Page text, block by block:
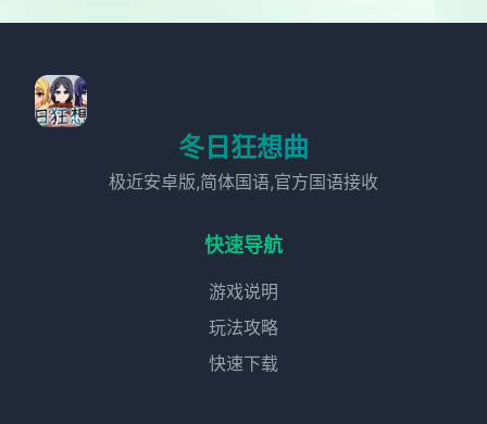
冬日狂想曲
极近安卓版,简体国语,官方国语接收
快速导航
游戏说明
玩法攻略
快速下载